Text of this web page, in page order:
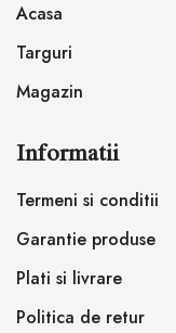
Acasa
Targuri
Magazin
Informatii
Termeni si conditii
Garantie produse
Plati si livrare
Politica de retur